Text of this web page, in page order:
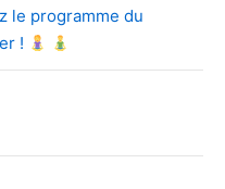
le programme du
!